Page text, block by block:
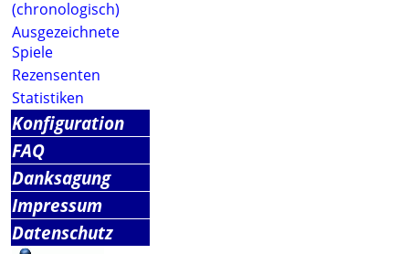
(chronologisch)
Ausgezeichnete
Spiele
Rezensenten
Statistiken
Konfiguration
FAQ
Danksagung
Impressum
Datenschutz